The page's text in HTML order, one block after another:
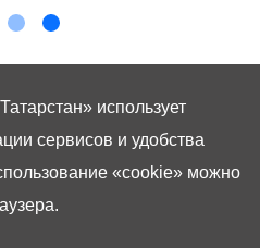
использует
сервисов и удобства
«cookie» можно